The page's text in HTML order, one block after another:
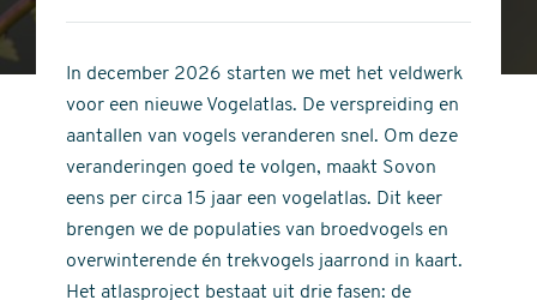
stars
of
stars
In december 2026 starten we met het veldwerk
voor een nieuwe Vogelatlas. De verspreiding en
aantallen van vogels veranderen snel. Om deze
veranderingen goed te volgen, maakt Sovon
eens per circa 15 jaar een vogelatlas. Dit keer
brengen we de populaties van broedvogels en
overwinterende én trekvogels jaarrond in kaart.
Het atlasproject bestaat uit drie fasen: de